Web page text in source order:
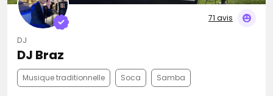
71 avis
DJ
DJ Braz
Musique traditionnelle Soca Samba